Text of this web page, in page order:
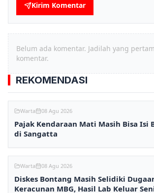
Kirim Komentar
Belum ada komentar. Jadilah yang
komentar.
REKOMENDASI
Warta 08 Agu 2026
Pajak Kendaraan Mati Masih Bisa Isi
di Sangatta
Warta 08 Agu 2026
Diskes Bontang Masih Selidiki
Keracunan MBG, Hasil Lab Keluar